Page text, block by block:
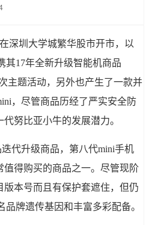
深圳大学城繁华股市开市，以
其17年全新升级智能机商品
主题活动，另外也产生了一款并
，尽管商品历经了严实安全防
努比亚小牛的发展潜力。
代升级商品，第八代mini手机
值得购买的商品之一。尽管现阶
本号而且有保护套遮住，但仍
品牌遗传基因和丰富多彩配备。